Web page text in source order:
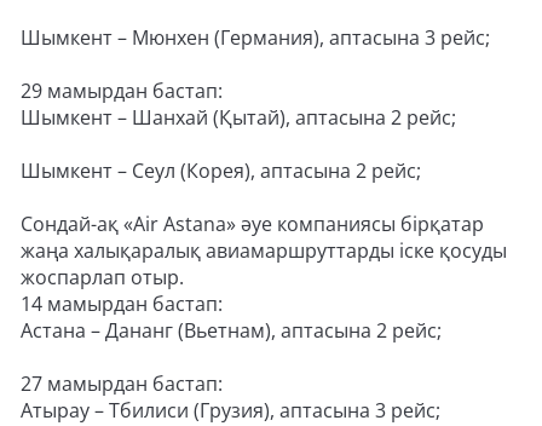
Шымкент – Мюнхен (Германия), аптасына 3 рейс;
29 мамырдан бастап:
Шымкент – Шанхай (Қытай), аптасына 2 рейс;
Шымкент – Сеул (Корея), аптасына 2 рейс;
Сондай-ақ «Air Astana» әуе компаниясы бірқатар
жаңа халықаралық авиамаршруттарды іске қосуды
жоспарлап отыр.
14 мамырдан бастап:
Астана – Дананг (Вьетнам), аптасына 2 рейс;
27 мамырдан бастап:
Атырау – Тбилиси (Грузия), аптасына 3 рейс;